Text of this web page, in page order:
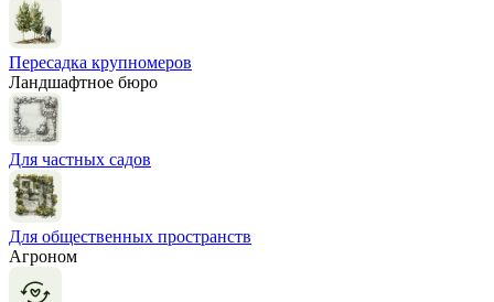
Пересадка крупномеров
Ландшафтное бюро
Для частных садов
Для общественных пространств
Агроном